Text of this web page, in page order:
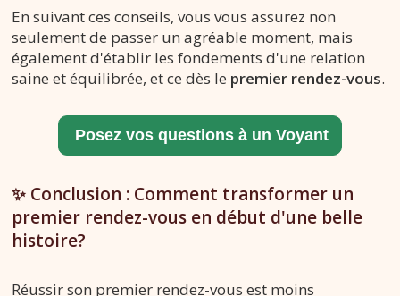
En suivant ces conseils, vous vous assurez non
seulement de passer un agréable moment, mais
également d'établir les fondements d'une relation
saine et équilibrée, et ce dès le premier rendez-vous.
✨ Conclusion : Comment transformer un
premier rendez-vous en début d'une belle
histoire?
Réussir son premier rendez-vous est moins